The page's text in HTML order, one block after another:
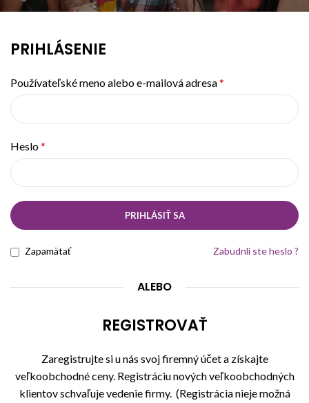
PRIHLÁSENIE
Používateľské meno alebo e-mailová adresa*
Heslo*
PRIHLÁSIŤ SA
Zabudnli ste heslo ?
Zapamätať
ALEBO
REGISTROVAŤ
Zaregistrujte si u nás svoj firemný účet a získajte
veľkoobchodné ceny. Registráciu nových veľkoobchodných
klientov schvaľuje vedenie firmy. (Registrácia nieje možná